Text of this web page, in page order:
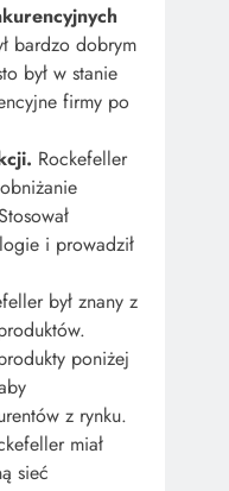
bardzo dobrym
był w stanie
firmy po
Rockefeller
i prowadził
był znany z
poniżej
z rynku.
miał
sieć